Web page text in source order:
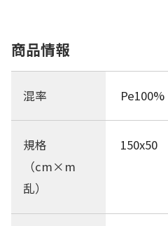
コーポ
商品情報
混率 Pe100%
規格
（cm×m
乱）
150x50